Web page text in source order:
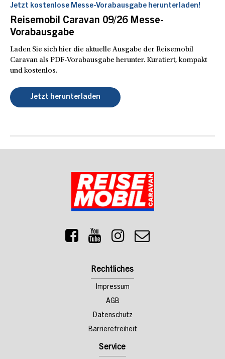
Jetzt kostenlose Messe-Vorabausgabe herunterladen!
Reisemobil Caravan 09/26 Messe-
Vorabausgabe
Laden Sie sich hier die aktuelle Ausgabe der Reisemobil
Caravan als PDF-Vorabausgabe herunter. Kuratiert, kompakt
und kostenlos.
Jetzt herunterladen
Rechtliches
Impressum
AGB
Datenschutz
Barrierefreiheit
Service